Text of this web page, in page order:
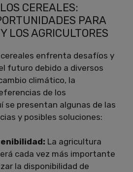
CEREALES:
PARA
LOS AGRICULTORES
enfrenta desafíos y
futuro debido a diversos
climático, la
de los
se presentan algunas de las
y posibles soluciones:
La agricultura
cada vez más importante
la disponibilidad de